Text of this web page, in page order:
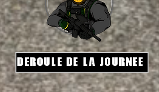
Deroule de la journee